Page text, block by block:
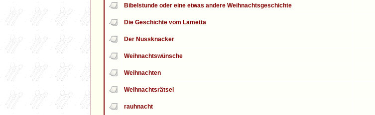
Bibelstunde oder eine etwas andere Weihnachtsgeschichte
Die Geschichte vom Lametta
Der Nussknacker
Weihnachtswünsche
Weihnachten
Weihnachtsrätsel
rauhnacht